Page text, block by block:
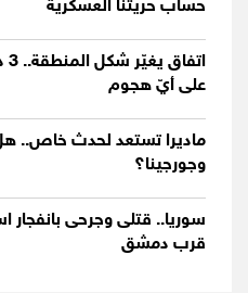
حساب حريتنا العسكرية
على أيّ هجوم
ماديرا تستعد لحدث خاص..
وجورجينا؟
سوريا.. قتلى وجرحى بانفجار
قرب دمشق